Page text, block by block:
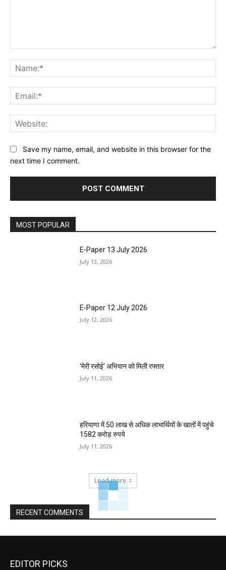
Save my name, email, and website in this browser for the
next time I comment.
MOST POPULAR
E-Paper 13 July 2026
July 13, 2026
E-Paper 12 July 2026
July 12, 2026
‘मेरी रसोई’ अभियान को मिली रफ्तार
July 11, 2026
हरियाणा में 50 लाख से अधिक लाभार्थियों के खातों में पहुंचे
1582 करोड़ रुपये
July 11, 2026
Load more
RECENT COMMENTS
EDITOR PICKS